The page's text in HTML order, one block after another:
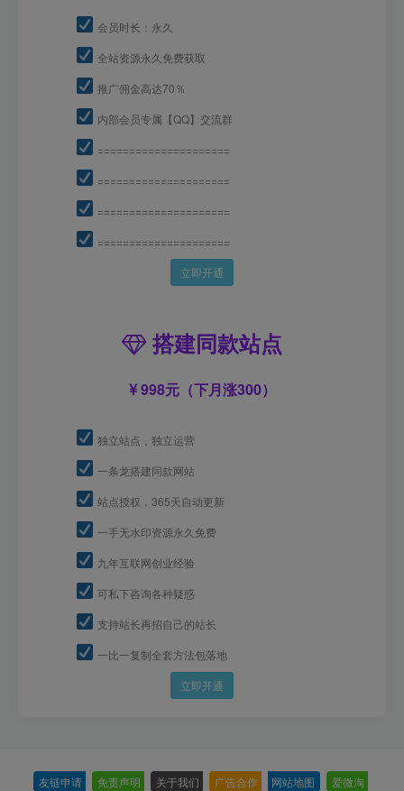
会员时长：永久
全站资源永久免费获取
推广佣金高达70％
内部会员专属【QQ】交流群
=====================
=====================
=====================
=====================
立即开通
搭建同款站点
998元（下月涨300）
独立站点，独立运营
一条龙搭建同款网站
站点授权，365天自动更新
一手无水印资源永久免费
九年互联网创业经验
可私下咨询各种疑惑
支持站长再招自己的站长
一比一复制全套方法包落地
立即开通
友链申请 免责声明 关于我们 广告合作 网站地图 爱微淘